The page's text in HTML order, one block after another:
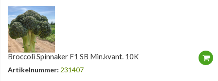
Broccoli Spinnaker F1 SB Min.kvant. 10K
Artikelnummer: 231407